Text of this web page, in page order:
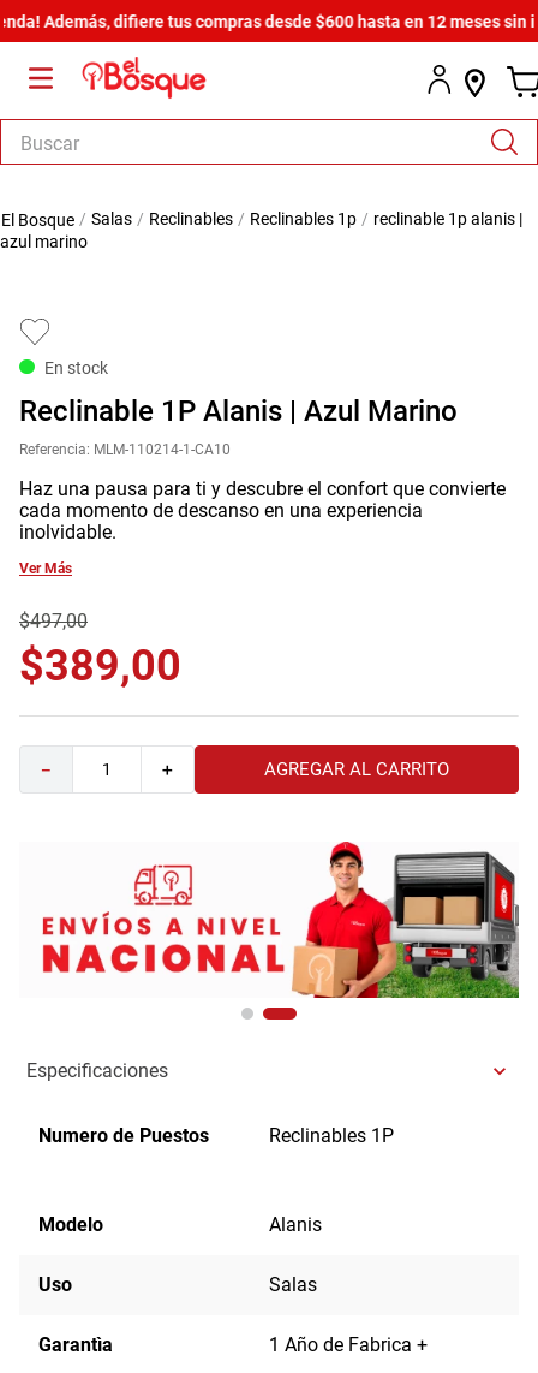
Además, difiere tus compras desde $600 hasta en 12 meses sin
Buscar
salas reclinables reclinables 1p
reclinable 1p alanis |
azul marino
En stock
Reclinable 1P Alanis | Azul Marino
Referencia: MLM-110214-1-CA10
Haz una pausa para ti y descubre el confort que convierte
cada momento de descanso en una experiencia
inolvidable.
Ver Más
$497,00
$389,00
＋
－ AGREGAR AL CARRITO
Especificaciones
Numero de Puestos Reclinables 1P
Modelo Alanis
Uso Salas
Garantìa 1 Año de Fabrica +
1.
salas
.
zapatera
7
8.
havana master
9.
comoda